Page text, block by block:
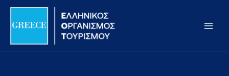
Σημείωση:
ιστότοπος
Μετάβαση
περιεχόμενο